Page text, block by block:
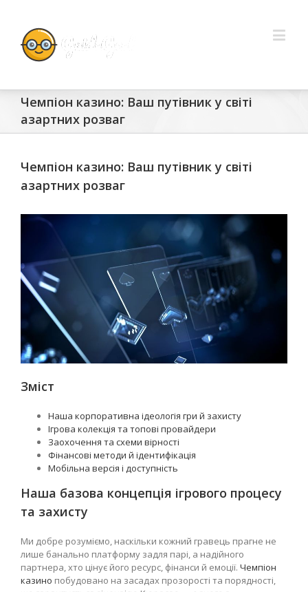
Чемпіон казино: Ваш путівник у світі
азартних розваг
Чемпіон казино: Ваш путівник у світі
азартних розваг
Зміст
Наша корпоративна ідеологія гри й захисту
Ігрова колекція та топові провайдери
Заохочення та схеми вірності
Фінансові методи й ідентифікація
Мобільна версія і доступність
Наша базова концепція ігрового процесу
та захисту
Ми добре розуміємо, наскільки кожний гравець прагне не
лише банально платформу задля парі, а надійного
партнера, хто цінує його ресурс, фінанси й емоції. Чемпіон
казино побудовано на засадах прозорості та порядності,